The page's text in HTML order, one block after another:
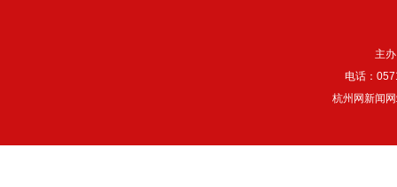
主
电话：
杭州网新闻